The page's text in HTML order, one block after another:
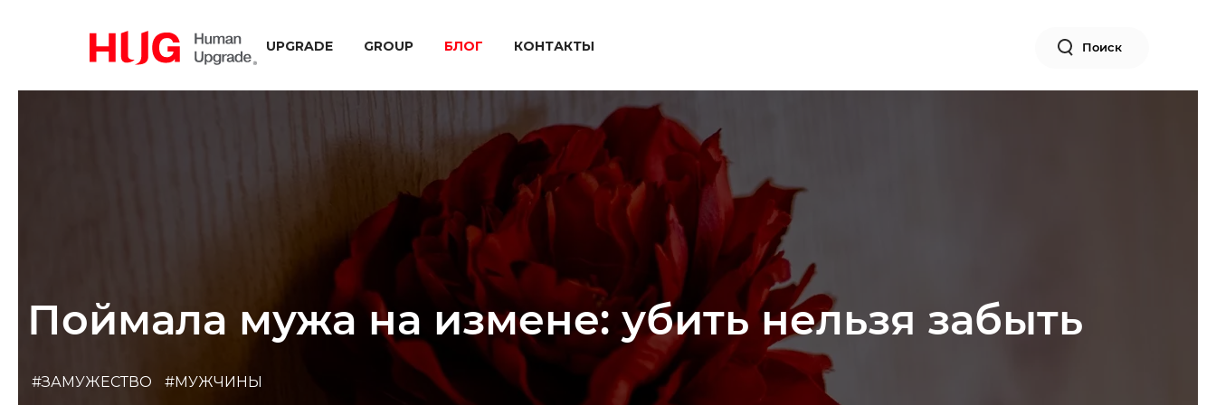
UPGRADE GROUP БЛОГ КОНТАКТЫ Поиск
Поймала мужа на измене: убить нельзя забыть
#ЗАМУЖЕСТВО #МУЖЧИНЫ